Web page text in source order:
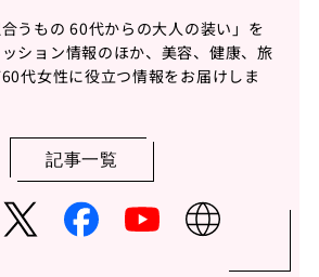
合うもの 60代からの大人の装い」を
ション情報のほか、美容、健康、旅
代女性に役立つ情報をお届けしま
記事一覧